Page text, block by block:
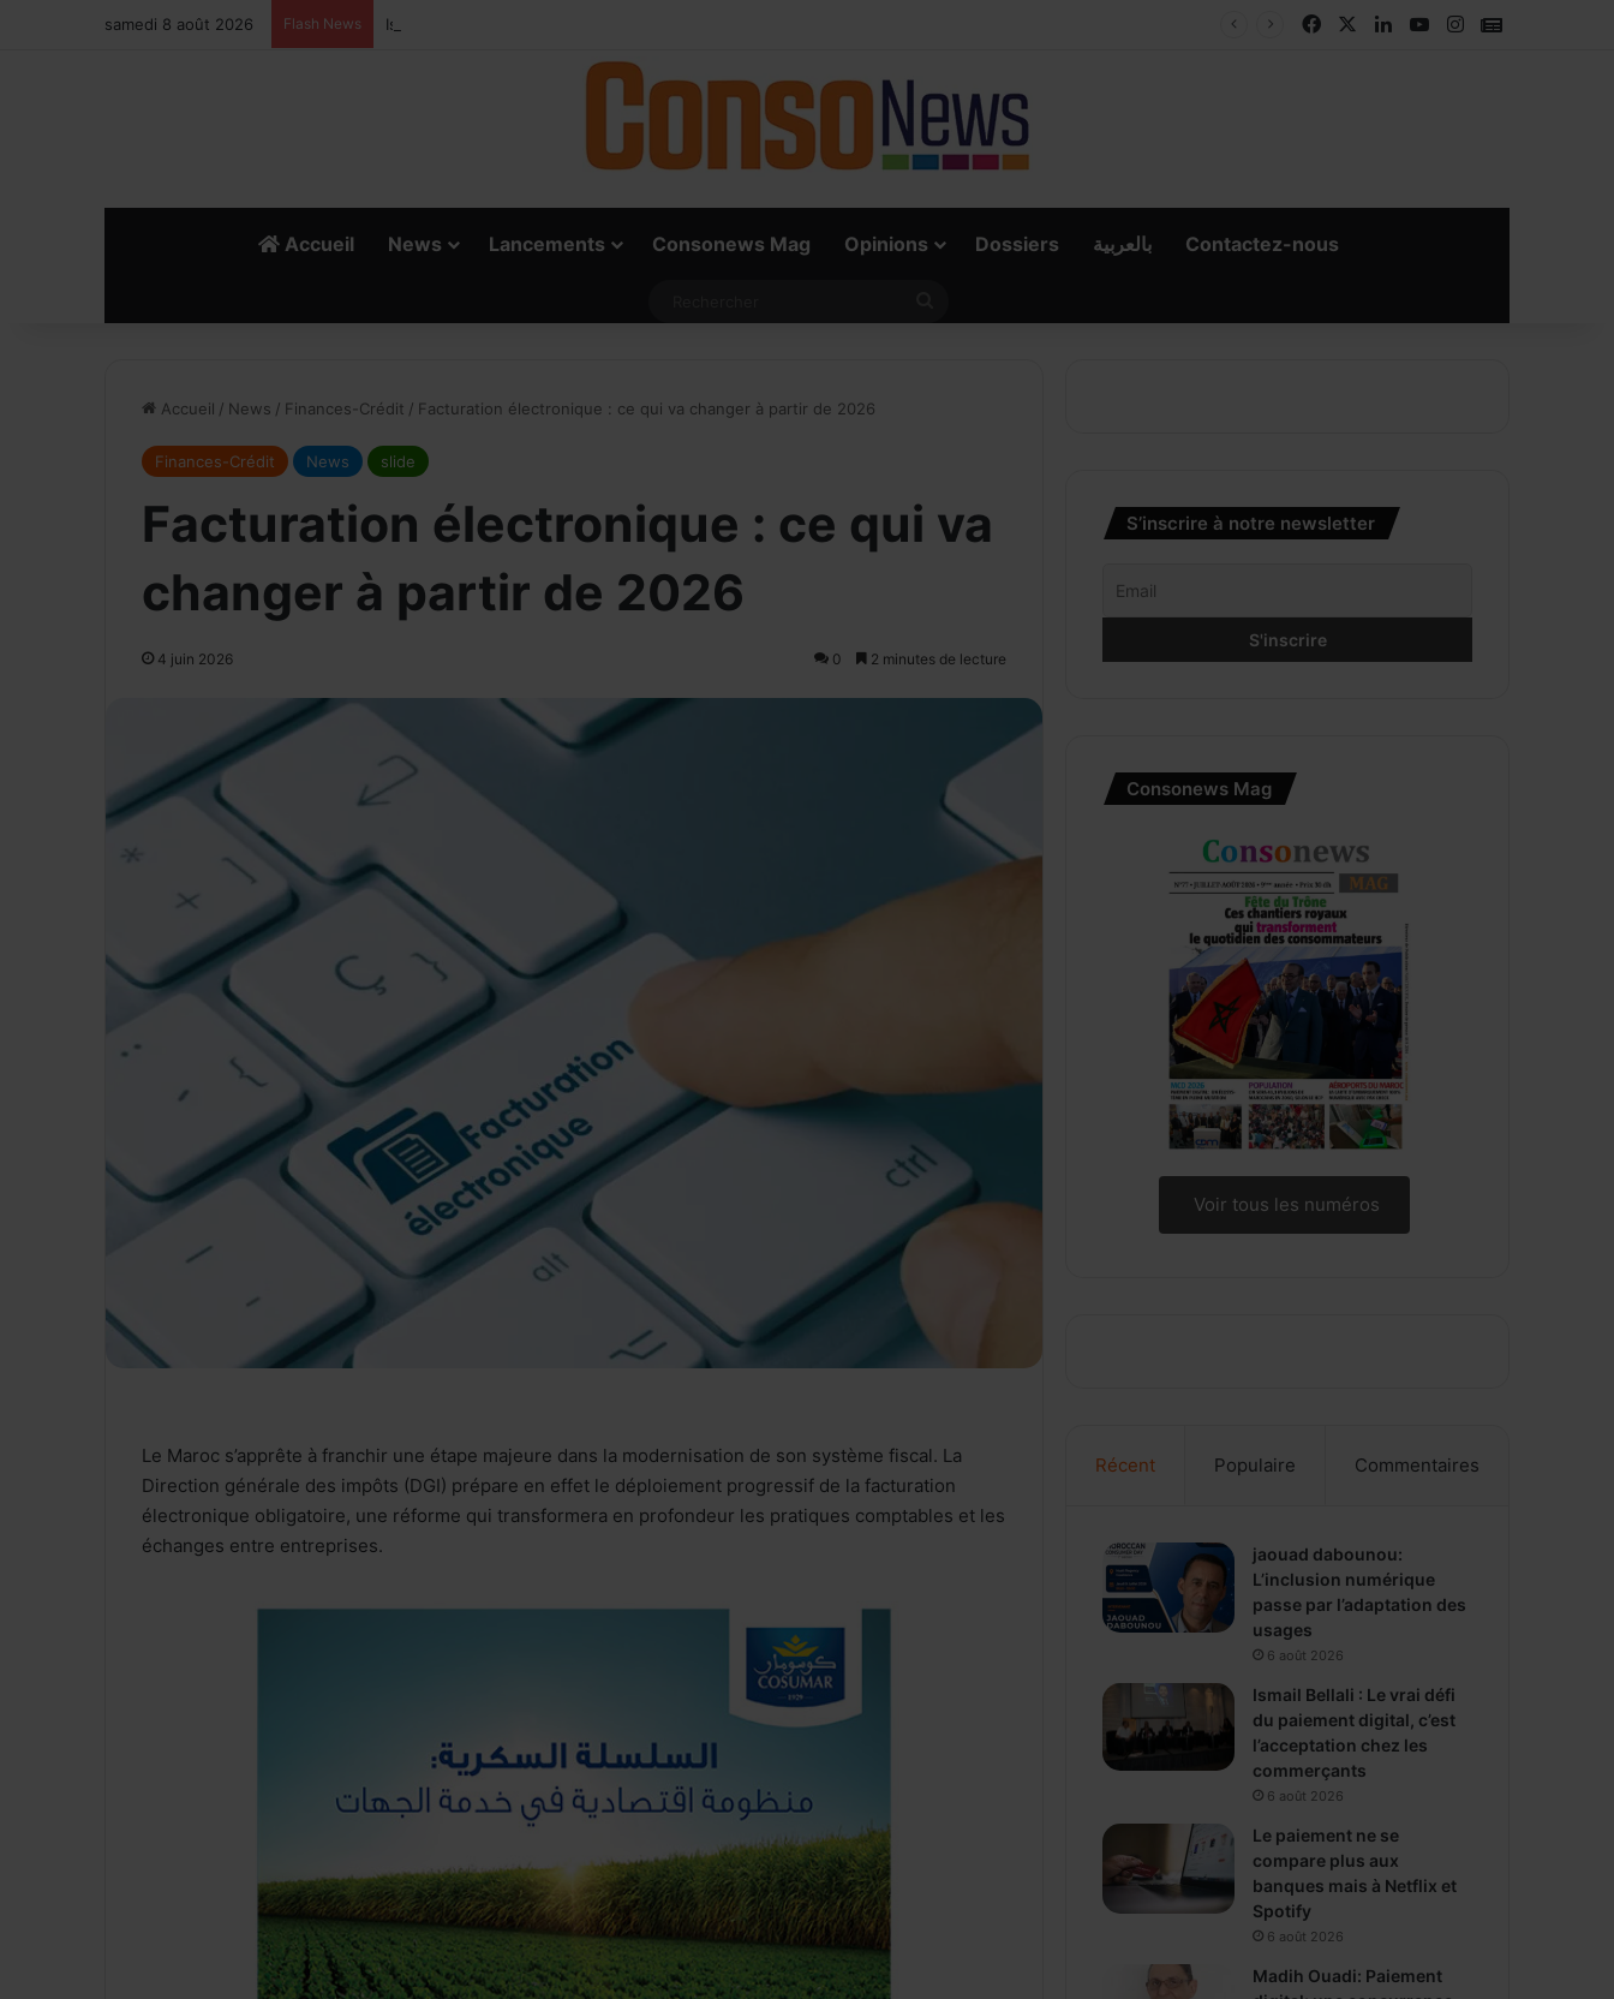
samedi 8 août 2026 Flash News Ismail Bellali : Le vrai défi du paiement digital, c’est l’acceptation chez les commerçants FacebookLinkedinYouTubeInstagram
Google
Accueil News Lancements Consonews Mag Opinions Dossiers بالعربية Contactez-nous
Accueil / News / Finances-Crédit / Facturation électronique : ce qui va changer à partir de 2026
Finances-Crédit News slide
Facturation électronique : ce qui va
changer à partir de 2026
4 juin 2026 0 2 minutes de lecture
Le Maroc s’apprête à franchir une étape majeure dans la modernisation de son système fiscal. La
Direction générale des impôts (DGI) prépare en effet le déploiement progressif de la facturation
électronique obligatoire, une réforme qui transformera en profondeur les pratiques comptables et les
échanges entre entreprises.
S’inscrire à notre newsletter
Consonews Mag
Voir tous les numéros
Récent Populaire Commentaires
jaouad dabounou:
L’inclusion numérique
passe par l’adaptation des
usages
6 août 2026
Ismail Bellali : Le vrai défi
du paiement digital, c’est
l’acceptation chez les
commerçants
6 août 2026
Le paiement ne se
compare plus aux
banques mais à Netflix et
Spotify
6 août 2026
Madih Ouadi: Paiement
×
Recevoir notre Newsletter